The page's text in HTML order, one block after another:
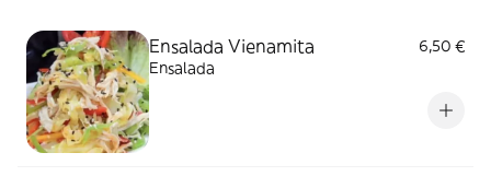
Ensalada Vienamita
6,50 €
Ensalada